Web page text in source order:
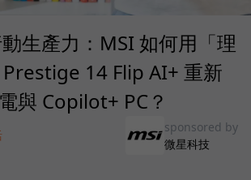
生產力：MSI 如何用「理
14 Flip AI+ 重新
與 Copilot+ PC？
sponsored by
微星科技